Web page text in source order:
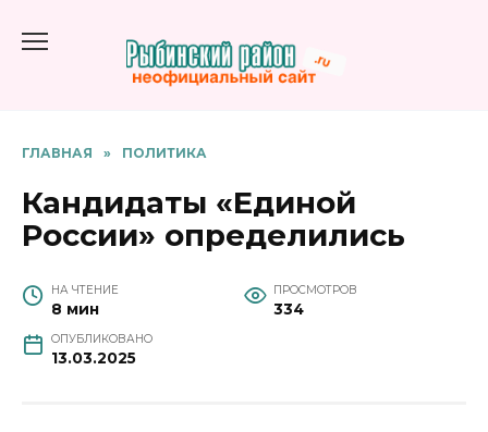
содержанию
ГЛАВНАЯ » ПОЛИТИКА
Кандидаты «Единой
России» определились
НА ЧТЕНИЕ
8 мин
ПРОСМОТРОВ
334
ОПУБЛИКОВАНО
13.03.2025